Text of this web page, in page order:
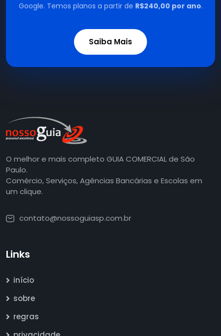
Google. Temos planos a partir de R$240,00 por ano.
Saiba Mais
O melhor e mais completo GUIA COMERCIAL de São
Paulo.
Comércio, Serviços, Agências Bancárias e Escolas em
um clique.
contato@nossoguiasp.com.br
Links
início
sobre
regras